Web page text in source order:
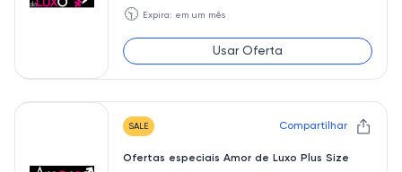
🕥 Expira: em um mês
Usar Oferta
SALE Compartilhar
Ofertas especiais Amor de Luxo Plus Size